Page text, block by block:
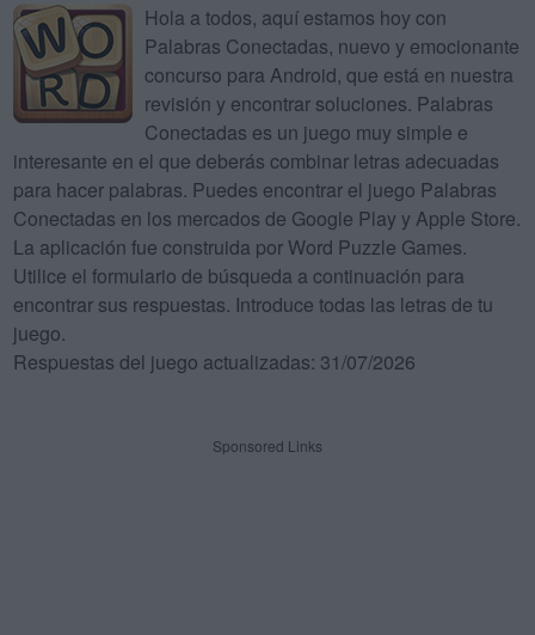
Hola a todos, aquí estamos hoy con
Palabras Conectadas, nuevo y emocionante
concurso para Android, que está en nuestra
revisión y encontrar soluciones. Palabras
Conectadas es un juego muy simple e
interesante en el que deberás combinar letras adecuadas
para hacer palabras. Puedes encontrar el juego Palabras
Conectadas en los mercados de Google Play y Apple Store.
La aplicación fue construida por Word Puzzle Games.
Utilice el formulario de búsqueda a continuación para
encontrar sus respuestas. Introduce todas las letras de tu
juego.
Respuestas del juego actualizadas: 31/07/2026
Sponsored Links